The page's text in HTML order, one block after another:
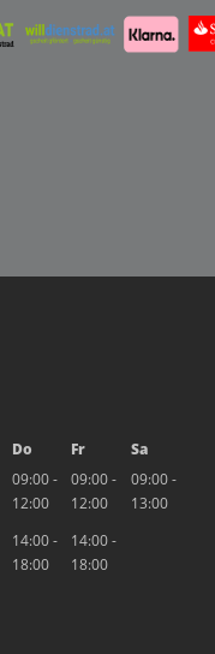
Do Fr
Sa
09:00 -
12:00
09:00 -
12:00
09:00 -
13:00
14:00 -
18:00
14:00 -
18:00